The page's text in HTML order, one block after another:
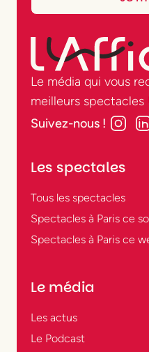
Le média qui vous
meilleurs spectacles
Suivez-nous !
Les spectales
Tous les spectacles
Spectacles à Paris ce
Spectacles à Paris ce
Le média
Les actus
Le Podcast